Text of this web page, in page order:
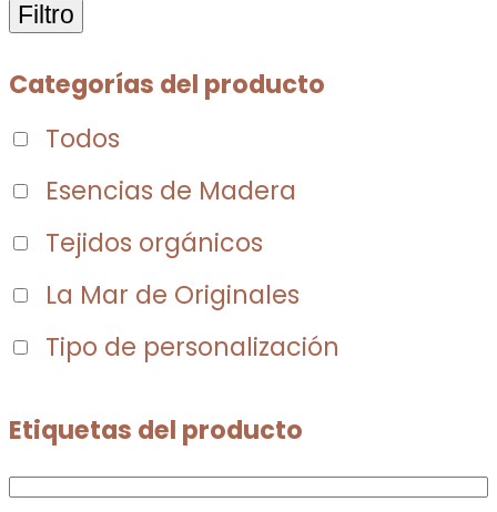
Filtro
Categorías del producto
Todos
Esencias de Madera
Tejidos orgánicos
La Mar de Originales
Tipo de personalización
Etiquetas del producto